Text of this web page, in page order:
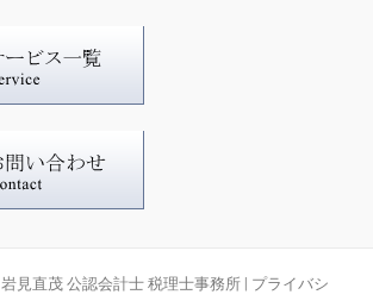
岩見直茂 公認会計士 税理士事務所 | プライバシ